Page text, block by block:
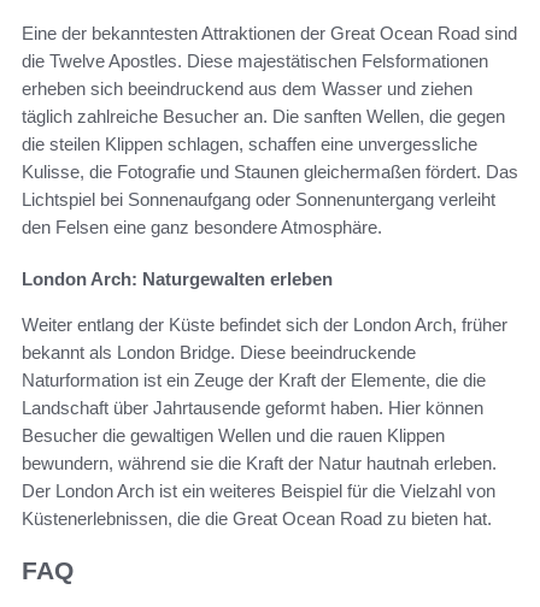
Eine der bekanntesten Attraktionen der Great Ocean Road sind
die Twelve Apostles. Diese majestätischen Felsformationen
erheben sich beeindruckend aus dem Wasser und ziehen
täglich zahlreiche Besucher an. Die sanften Wellen, die gegen
die steilen Klippen schlagen, schaffen eine unvergessliche
Kulisse, die Fotografie und Staunen gleichermaßen fördert. Das
Lichtspiel bei Sonnenaufgang oder Sonnenuntergang verleiht
den Felsen eine ganz besondere Atmosphäre.
London Arch: Naturgewalten erleben
Weiter entlang der Küste befindet sich der London Arch, früher
bekannt als London Bridge. Diese beeindruckende
Naturformation ist ein Zeuge der Kraft der Elemente, die die
Landschaft über Jahrtausende geformt haben. Hier können
Besucher die gewaltigen Wellen und die rauen Klippen
bewundern, während sie die Kraft der Natur hautnah erleben.
Der London Arch ist ein weiteres Beispiel für die Vielzahl von
Küstenerlebnissen, die die Great Ocean Road zu bieten hat.
FAQ